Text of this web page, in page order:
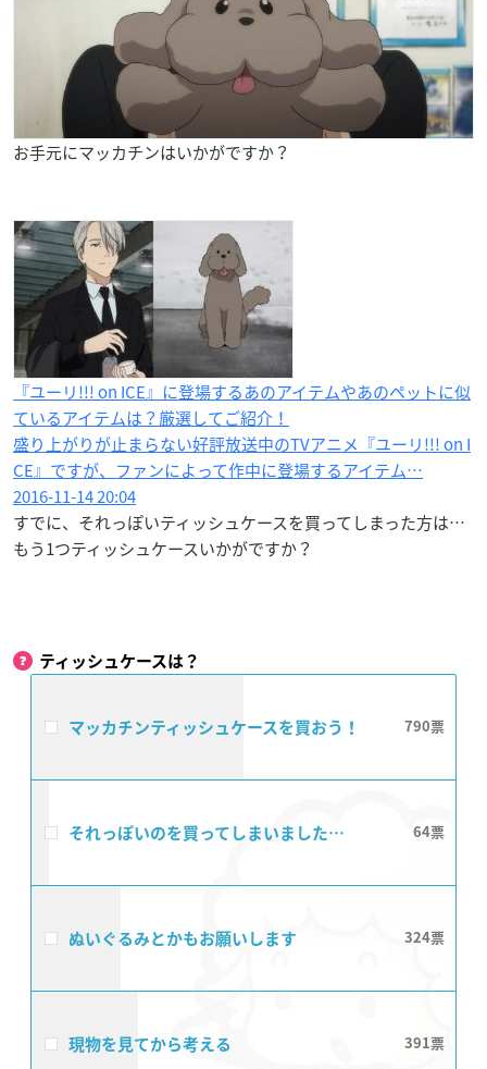
お手元にマッカチンはいかがですか？
『ユーリ!!! on ICE』に登場するあのアイテムやあのペットに似
ているアイテムは？厳選してご紹介！
盛り上がりが止まらない好評放送中のTVアニメ『ユーリ!!! on I
CE』ですが、ファンによって作中に登場するアイテム…
2016-11-14 20:04
すでに、それっぽいティッシュケースを買ってしまった方は…
もう1つティッシュケースいかがですか？
ティッシュケースは？
マッカチンティッシュケースを買おう！ 790
それっぽいのを買ってしまいました… 64
ぬいぐるみとかもお願いします 324
現物を見てから考える 391